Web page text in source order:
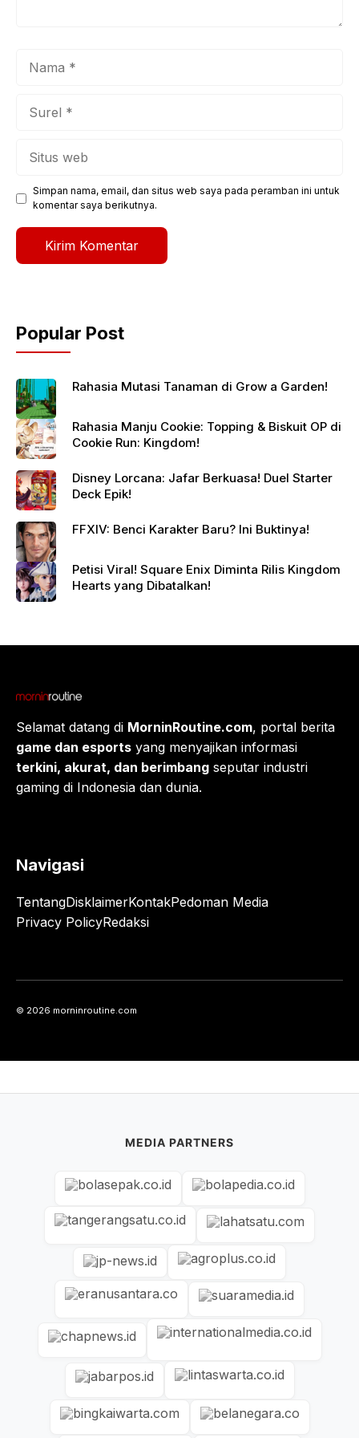
Simpan nama, email, dan situs web saya pada peramban ini untuk
komentar saya berikutnya.
Popular Post
Rahasia Mutasi Tanaman di Grow a Garden!
Rahasia Manju Cookie: Topping & Biskuit OP di
Cookie Run: Kingdom!
Disney Lorcana: Jafar Berkuasa! Duel Starter
Deck Epik!
FFXIV: Benci Karakter Baru? Ini Buktinya!
Petisi Viral! Square Enix Diminta Rilis Kingdom
Hearts yang Dibatalkan!
Selamat datang di MorninRoutine.com, portal berita
game dan esports yang menyajikan informasi
terkini, akurat, dan berimbang seputar industri
gaming di Indonesia dan dunia.
Navigasi
TentangDisklaimerKontakPedoman Media
Privacy PolicyRedaksi
© 2026 morninroutine.com
MEDIA PARTNERS